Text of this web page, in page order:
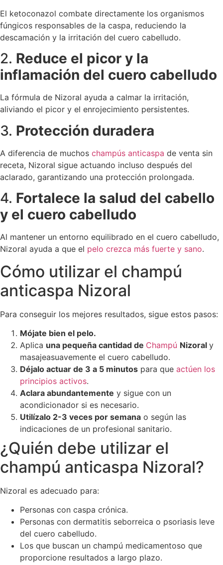
El ketoconazol combate directamente los organismos
fúngicos responsables de la caspa, reduciendo la
descamación y la irritación del cuero cabelludo.
2. Reduce el picor y la
inflamación del cuero cabelludo
La fórmula de Nizoral ayuda a calmar la irritación,
aliviando el picor y el enrojecimiento persistentes.
3. Protección duradera
A diferencia de muchos champús anticaspa de venta sin
receta, Nizoral sigue actuando incluso después del
aclarado, garantizando una protección prolongada.
4. Fortalece la salud del cabello
y el cuero cabelludo
Al mantener un entorno equilibrado en el cuero cabelludo,
Nizoral ayuda a que el pelo crezca más fuerte y sano.
Cómo utilizar el champú
anticaspa Nizoral
Para conseguir los mejores resultados, sigue estos pasos:
Mójate bien el pelo.
Aplica una pequeña cantidad de Champú Nizoral y
masajeasuavemente el cuero cabelludo.
Déjalo actuar de 3 a 5 minutos para que actúen los
principios activos.
Aclara abundantemente y sigue con un
acondicionador si es necesario.
Utilízalo 2-3 veces por semana o según las
indicaciones de un profesional sanitario.
¿Quién debe utilizar el
champú anticaspa Nizoral?
Nizoral es adecuado para:
Personas con caspa crónica.
Personas con dermatitis seborreica o psoriasis leve
del cuero cabelludo.
Los que buscan un champú medicamentoso que
proporcione resultados a largo plazo.